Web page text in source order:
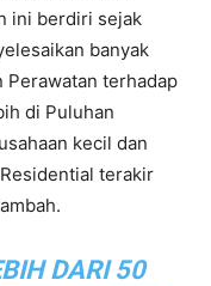
ini berdiri sejak
banyak
Perawatan terhadap
di Puluhan
kecil dan
terakir
DARI 50